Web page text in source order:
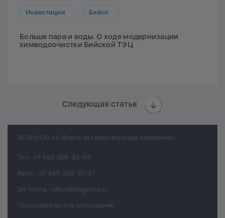
Инвестиции Бийск
Больше пара и воды. О ходе модернизации
химводоочистки Бийской ТЭЦ
Следующая статья
2026 ООО «Сибирская генерирующая компания»
Тел.: +7 495 258-83-00
Факс.: +7 495 363-27-81
Эл. почта.: office@sibgenco.ru
Пользовательское соглашение